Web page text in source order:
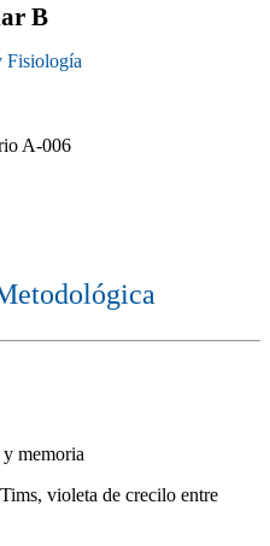
B
Fisiología
A-006
memoria
violeta de crecilo entre